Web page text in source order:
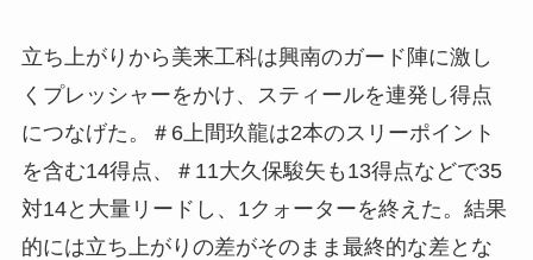
立ち上がりから美来工科は興南のガード陣に激し
くプレッシャーをかけ、スティールを連発し得点
につなげた。＃6上間玖龍は2本のスリーポイント
を含む14得点、＃11大久保駿矢も13得点などで35
対14と大量リードし、1クォーターを終えた。結果
的には立ち上がりの差がそのまま最終的な差とな